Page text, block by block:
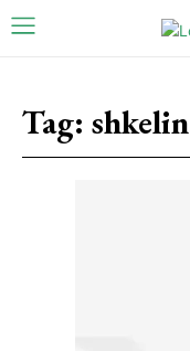
Tag: shkelin